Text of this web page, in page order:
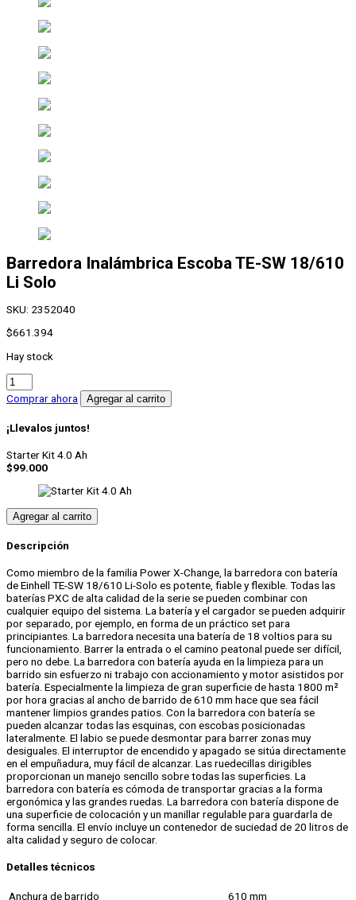
Barredora Inalámbrica EscobaTE-SW 18/610
Li Solo
SKU: 2352040
$661.394
Hay stock
Barredora
Inalámbrica
Escoba
SW
Li
Solo
Comprar ahora Agregar al carrito
¡Llevalos juntos!
Starter Kit 4.0 Ah
$99.000
Agregar al carrito
Descripción
Como miembro de la familia Power X-Change, la barredora con batería
de Einhell TE-SW 18/610 Li-Solo es potente, fiable y flexible. Todas las
baterías PXC de alta calidad de la serie se pueden combinar con
cualquier equipo del sistema. La batería y el cargador se pueden adquirir
por separado, por ejemplo, en forma de un práctico set para
principiantes. La barredora necesita una batería de 18 voltios para su
funcionamiento. Barrer la entrada o el camino peatonal puede ser difícil,
pero no debe. La barredora con batería ayuda en la limpieza para un
barrido sin esfuerzo ni trabajo con accionamiento y motor asistidos por
batería. Especialmente la limpieza de gran superficie de hasta 1800 m²
por hora gracias al ancho de barrido de 610 mm hace que sea fácil
mantener limpios grandes patios. Con la barredora con batería se
pueden alcanzar todas las esquinas, con escobas posicionadas
lateralmente. El labio se puede desmontar para barrer zonas muy
desiguales. El interruptor de encendido y apagado se sitúa directamente
en el empuñadura, muy fácil de alcanzar. Las ruedecillas dirigibles
proporcionan un manejo sencillo sobre todas las superficies. La
barredora con batería es cómoda de transportar gracias a la forma
ergonómica y las grandes ruedas. La barredora con batería dispone de
una superficie de colocación y un manillar regulable para guardarla de
forma sencilla. El envío incluye un contenedor de suciedad de 20 litros de
alta calidad y seguro de colocar.
Detalles técnicos
Anchura de barrido 610 mm